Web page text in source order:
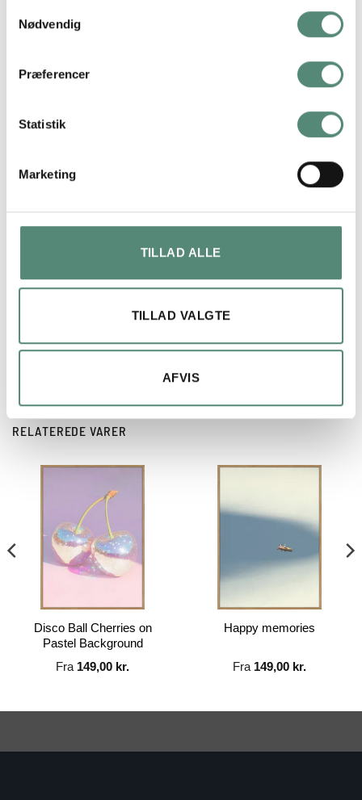
Nødvendig
Præferencer
Statistik
Marketing
TILLAD ALLE
TILLAD VALGTE
AFVIS
4 måneder siden
RELATEREDE VARER
Disco Ball Cherries on
Pastel Background
Fra 149,00 kr.
Happy memories
Fra 149,00 kr.